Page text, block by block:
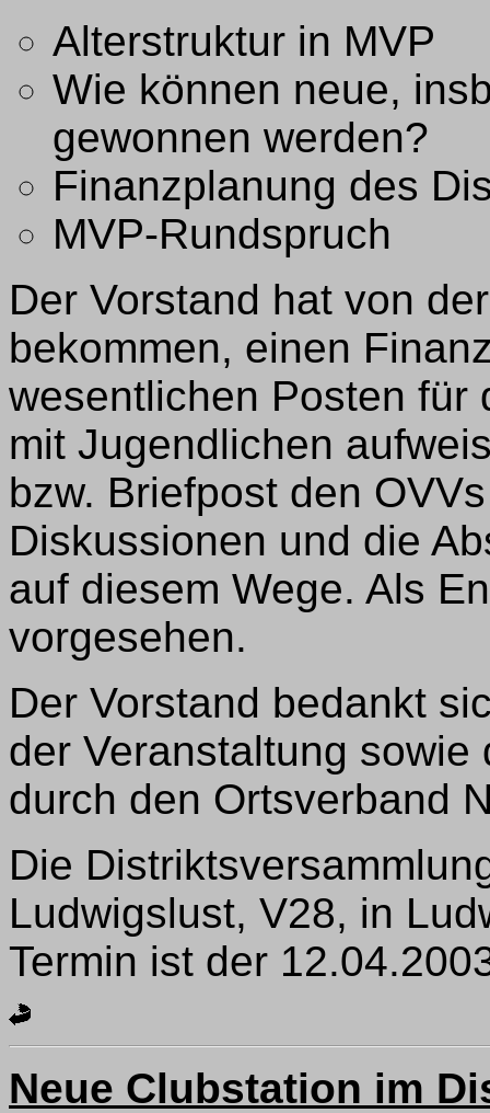
Alterstruktur in MVP
Wie können neue,
gewonnen werden?
Finanzplanung des
MVP-Rundspruch
Der Vorstand hat von
bekommen, einen
wesentlichen Posten für
mit Jugendlichen
bzw. Briefpost den
Diskussionen und die
auf diesem Wege. Als
vorgesehen.
Der Vorstand bedankt
der Veranstaltung
durch den Ortsverband
Die
Ludwigslust, V28, in
Termin ist der
Neue Clubstation im